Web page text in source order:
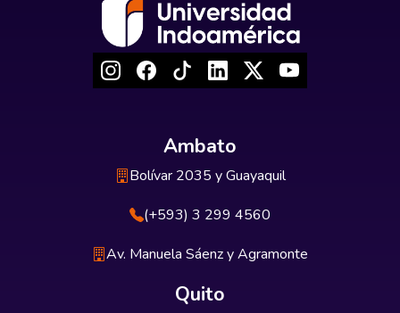
Ambato
Bolívar 2035 y Guayaquil
(+593) 3 299 4560
Av. Manuela Sáenz y Agramonte
Quito